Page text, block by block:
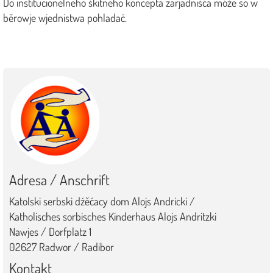
běrowje wjednistwa pohladać.
Adresa / Anschrift
Katolski serbski dźěćacy dom Alojs Andricki /
Katholisches sorbisches Kinderhaus Alojs Andritzki
Nawjes / Dorfplatz 1
02627 Radwor / Radibor
Kontakt